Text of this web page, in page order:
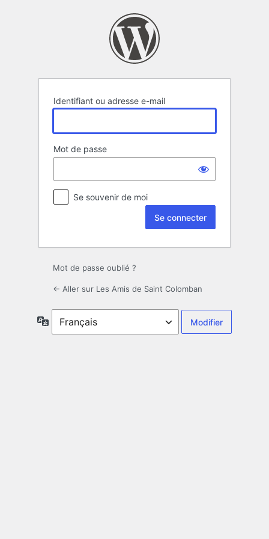
Identifiant ou adresse e-mail
Mot de passe
Se souvenir de moi
Mot de passe oublié ?
← Aller sur Les Amis de Saint Colomban
Langue